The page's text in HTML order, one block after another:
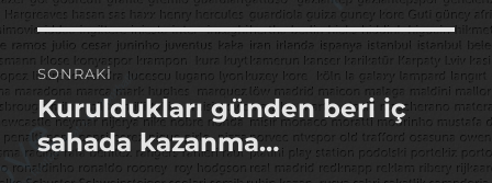
SONRAKI
Sonraki
yazı:
Kuruldukları günden beri iç
sahada kazanma…